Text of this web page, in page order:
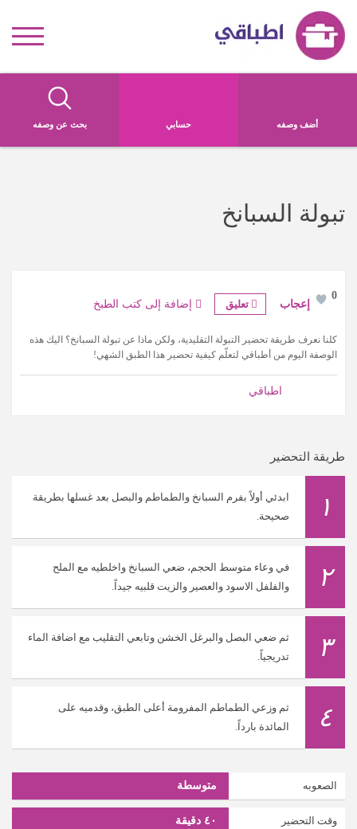
أضف وصفه حسابي بحث عن وصفه
تبولة السبانخ
0
تعليق إضافة إلى كتب الطبخ
كلنا نعرف طريقة تحضير التبولة التقليدية، ولكن ماذا عن تبولة السبانخ؟ اليك هذه
الوصفة اليوم من أطباقي لتعلّم كيفية تحضير هذا الطبق الشهي!
اطباقي
طريقة التحضير
١
ابدئي أولاً بفرم السبانخ والطماطم والبصل بعد غسلها بطريقة
صحيحة.
٢
في وعاء متوسط الحجم، ضعي السبانخ واخلطيه مع الملح
والفلفل الاسود والعصير والزيت قلبيه جيداً.
٣
ثم ضعي البصل والبرغل الخشن وتابعي التقليب مع اضافة الماء
تدريجياً.
٤
ثم وزعي الطماطم المفرومة أعلى الطبق، وقدميه على
المائدة بارداً.
الصعوبه متوسطة
وقت التحضير ٤٠ دقيقة